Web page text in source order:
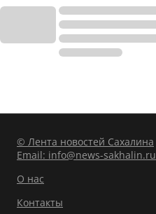
© Лента новостей Сахалина
Email: info@news-sakhalin.ru
О нас
Контакты